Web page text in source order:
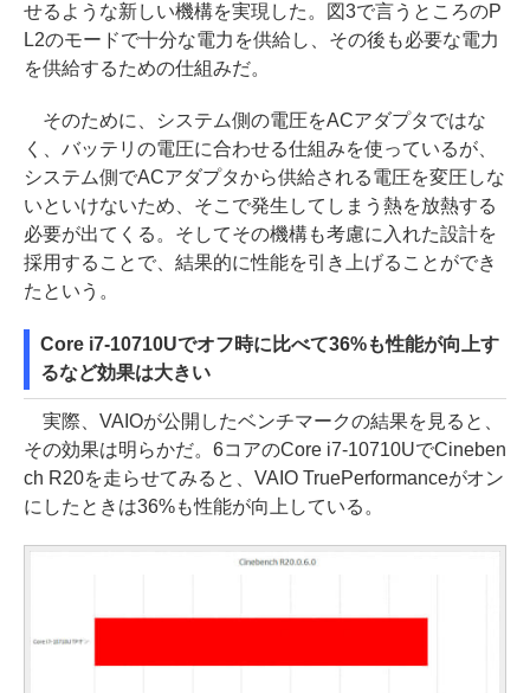
せるような新しい機構を実現した。図3で言うところのP
L2のモードで十分な電力を供給し、その後も必要な電力
を供給するための仕組みだ。
そのために、システム側の電圧をACアダプタではな
く、バッテリの電圧に合わせる仕組みを使っているが、
システム側でACアダプタから供給される電圧を変圧しな
いといけないため、そこで発生してしまう熱を放熱する
必要が出てくる。そしてその機構も考慮に入れた設計を
採用することで、結果的に性能を引き上げることができ
たという。
Core i7-10710Uでオフ時に比べて36%も性能が向上す
るなど効果は大きい
実際、VAIOが公開したベンチマークの結果を見ると、
その効果は明らかだ。6コアのCore i7-10710UでCineben
ch R20を走らせてみると、VAIO TruePerformanceがオン
にしたときは36%も性能が向上している。